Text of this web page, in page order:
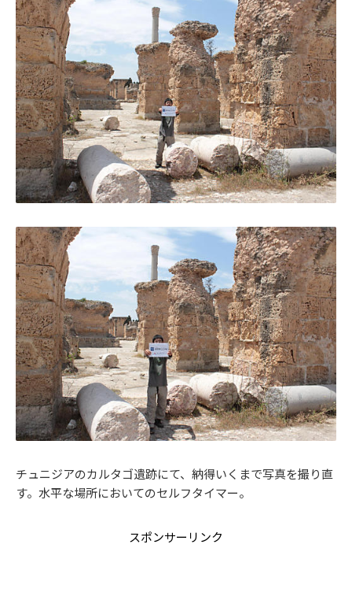
チュニジアのカルタゴ遺跡にて、納得いくまで写真を撮り直
す。水平な場所においてのセルフタイマー。
スポンサーリンク